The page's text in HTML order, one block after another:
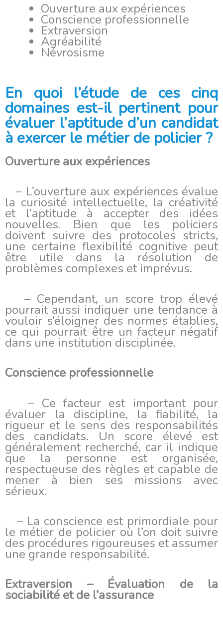
Ouverture aux expériences
Conscience professionnelle
Extraversion
Agréabilité
Névrosisme
En quoi l’étude de ces cinq
domaines est-il pertinent pour
évaluer l’aptitude d’un candidat
à exercer le métier de policier ?
Ouverture aux expériences
– L’ouverture aux expériences évalue
la curiosité intellectuelle, la créativité
et l’aptitude à accepter des idées
nouvelles. Bien que les policiers
doivent suivre des protocoles stricts,
une certaine flexibilité cognitive peut
être utile dans la résolution de
problèmes complexes et imprévus.
– Cependant, un score trop élevé
pourrait aussi indiquer une tendance à
vouloir s’éloigner des normes établies,
ce qui pourrait être un facteur négatif
dans une institution disciplinée.
Conscience professionnelle
– Ce facteur est important pour
évaluer la discipline, la fiabilité, la
rigueur et le sens des responsabilités
des candidats. Un score élevé est
généralement recherché, car il indique
que la personne est organisée,
respectueuse des règles et capable de
mener à bien ses missions avec
sérieux.
– La conscience est primordiale pour
le métier de policier où l’on doit suivre
des procédures rigoureuses et assumer
une grande responsabilité.
Extraversion – Évaluation de la
sociabilité et de l’assurance